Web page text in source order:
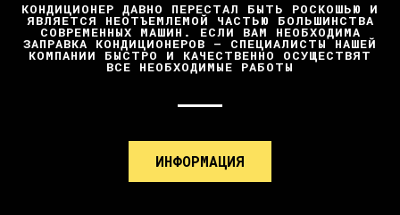
КОНДИЦИОНЕР ДАВНО ПЕРЕСТАЛ БЫТЬ РОСКОШЬЮ И
ЯВЛЯЕТСЯ НЕОТЪЕМЛЕМОЙ ЧАСТЬЮ БОЛЬШИНСТВА
СОВРЕМЕННЫХ МАШИН. ЕСЛИ ВАМ НЕОБХОДИМА
ЗАПРАВКА КОНДИЦИОНЕРОВ — СПЕЦИАЛИСТЫ НАШЕЙ
КОМПАНИИ БЫСТРО И КАЧЕСТВЕННО ОСУЩЕСТВЯТ
ВСЕ НЕОБХОДИМЫЕ РАБОТЫ
ИНФОРМАЦИЯ